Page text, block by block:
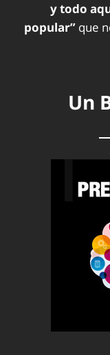
y todo
popular” que
Un